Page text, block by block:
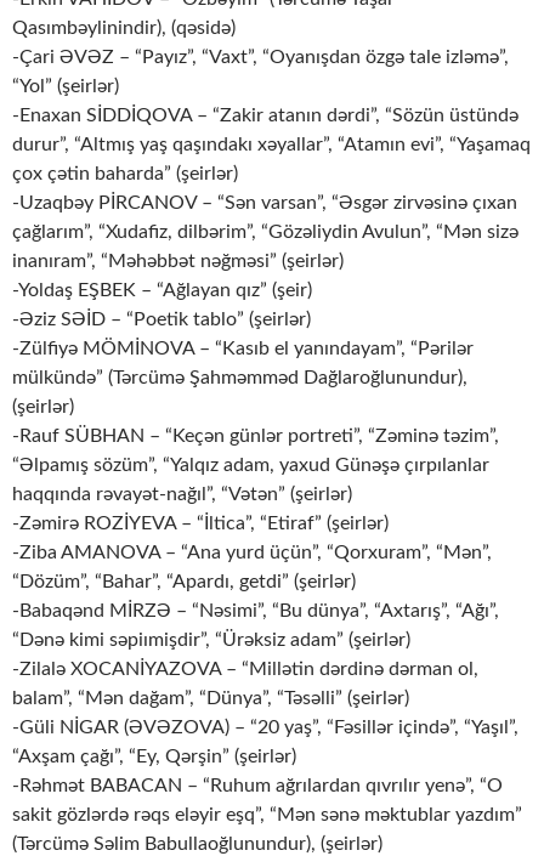
Qasımbəylinindir), (qəsidə)
-Çari ƏVƏZ – “Payız”, “Vaxt”, “Oyanışdan özgə tale izləmə”,
“Yol” (şeirlər)
-Enaxan SİDDİQOVA – “Zakir atanın dərdi”, “Sözün üstündə
durur”, “Altmış yaş qaşındakı xəyallar”, “Atamın evi”, “Yaşamaq
çox çətin baharda” (şeirlər)
-Uzaqbəy PİRCANOV – “Sən varsan”, “Əsgər zirvəsinə çıxan
çağlarım”, “Xudafiz, dilbərim”, “Gözəliydin Avulun”, “Mən sizə
inanıram”, “Məhəbbət nəğməsi” (şeirlər)
-Yoldaş EŞBEK – “Ağlayan qız” (şeir)
-Əziz SƏİD – “Poetik tablo” (şeirlər)
-Zülfiyə MÖMİNOVA – “Kasıb el yanındayam”, “Pərilər
mülkündə” (Tərcümə Şahməmməd Dağlaroğlunundur),
(şeirlər)
-Rauf SÜBHAN – “Keçən günlər portreti”, “Zəminə təzim”,
“Əlpamış sözüm”, “Yalqız adam, yaxud Günəşə çırpılanlar
haqqında rəvayət-nağıl”, “Vətən” (şeirlər)
-Zəmirə ROZİYEVA – “İltica”, “Etiraf” (şeirlər)
-Ziba AMANOVA – “Ana yurd üçün”, “Qorxuram”, “Mən”,
“Dözüm”, “Bahar”, “Apardı, getdi” (şeirlər)
-Babaqənd MİRZƏ – “Nəsimi”, “Bu dünya”, “Axtarış”, “Ağı”,
“Dənə kimi səpiımişdir”, “Ürəksiz adam” (şeirlər)
-Zilalə XOCANİYAZOVA – “Millətin dərdinə dərman ol,
balam”, “Mən dağam”, “Dünya”, “Təsəlli” (şeirlər)
-Güli NİGAR (ƏVƏZOVA) – “20 yaş”, “Fəsillər içində”, “Yaşıl”,
“Axşam çağı”, “Ey, Qərşin” (şeirlər)
-Rəhmət BABACAN – “Ruhum ağrılardan qıvrılır yenə”, “O
sakit gözlərdə rəqs eləyir eşq”, “Mən sənə məktublar yazdım”
(Tərcümə Səlim Babullaoğlunundur), (şeirlər)